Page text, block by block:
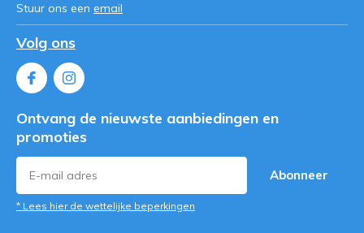
Stuur ons een email
Volg ons
Ontvang de nieuwste aanbiedingen en
promoties
Abonneer
* Lees hier de wettelijke beperkingen